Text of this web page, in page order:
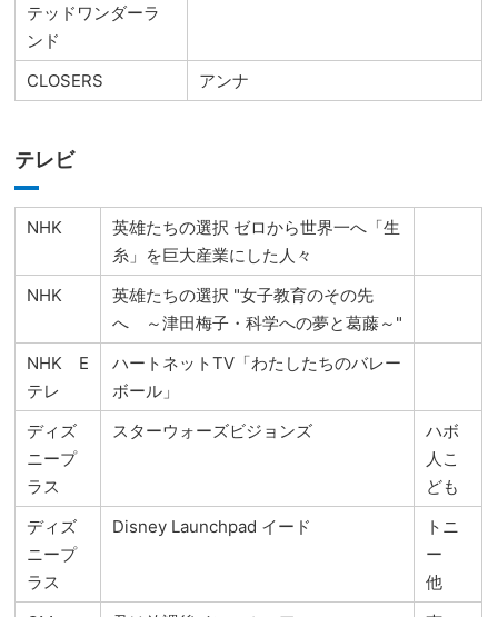
テッドワンダーラ
ンド
CLOSERS アンナ
テレビ
NHK
英雄たちの選択 ゼロから世界一へ「生
糸」を巨大産業にした人々
NHK
英雄たちの選択 "女子教育のその先
へ ～津田梅子・科学への夢と葛藤～"
NHK E
テレ
ハートネットTV「わたしたちのバレー
ボール」
ディズ
ニープ
ラス
スターウォーズビジョンズ
ハボ
人こ
ども
ディズ
ニープ
ラス
Disney Launchpad イード
トニ
ー
他